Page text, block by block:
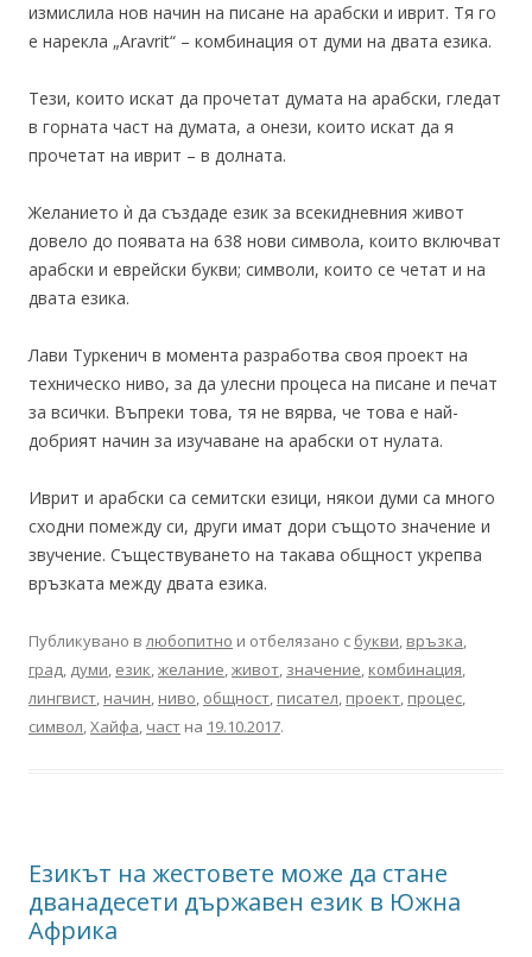
измислила нов начин на писане на арабски и иврит. Тя го
е нарекла „Aravrit“ – комбинация от думи на двата езика.
Тези, които искат да прочетат думата на арабски, гледат
в горната част на думата, а онези, които искат да я
прочетат на иврит – в долната.
Желанието ѝ да създаде език за всекидневния живот
довело до появата на 638 нови символа, които включват
арабски и еврейски букви; символи, които се четат и на
двата езика.
Лави Туркенич в момента разработва своя проект на
техническо ниво, за да улесни процеса на писане и печат
за всички. Въпреки това, тя не вярва, че това е най-
добрият начин за изучаване на арабски от нулата.
Иврит и арабски са семитски езици, някои думи са много
сходни помежду си, други имат дори същото значение и
звучение. Съществуването на такава общност укрепва
връзката между двата езика.
Публикувано влюбопитно и отбелязано с букви, връзка,
град, думи, език,желание,живот, значение, комбинация,
лингвист, начин, ниво, общност, писател, проект, процес,
символ,Хайфа, част на 19.10.2017.
Езикът на жестовете може да стане
дванадесети държавен език в Южна
Африка